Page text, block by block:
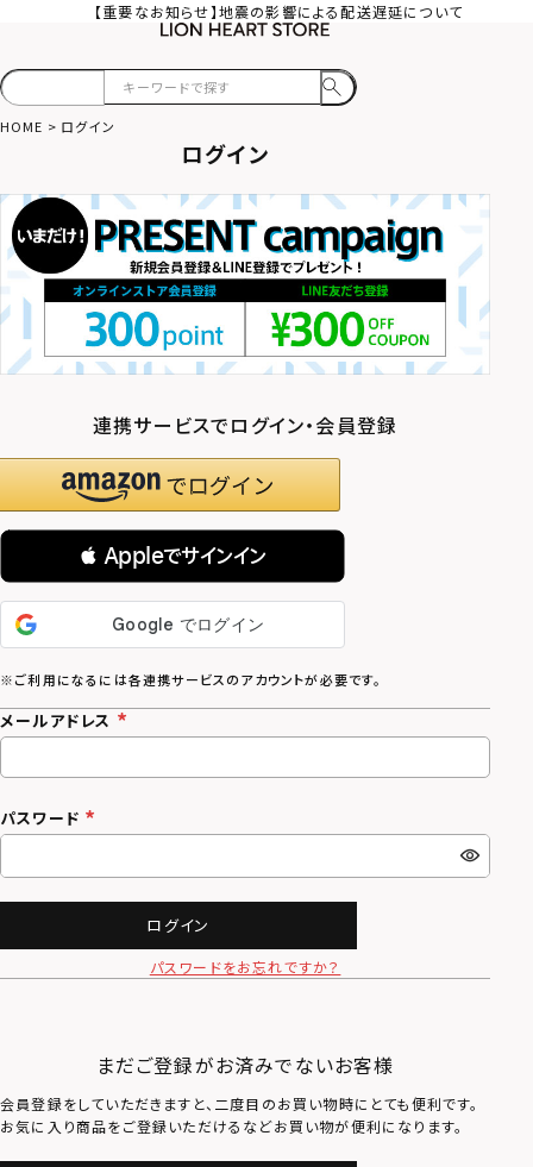
【重要なお知らせ】地震の影響による配送遅延について
HOME ログイン
ログイン
連携サービスでログイン・会員登録
 Appleでサインイン
メールアドレス
パスワード
ログイン
パスワードをお忘れですか？
まだご登録がお済みでないお客様
会員登録をしていただきますと、二度目のお買い物時にとても便利です。
お気に入り商品をご登録いただけるなどお買い物が便利になります。